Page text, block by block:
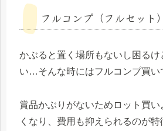
フルコンプ（フルセット
かぶると置く場所もないし困るけ
い…そんな時にはフルコンプ買い
賞品かぶりがないためロット買
くなり、費用も抑えられるのが